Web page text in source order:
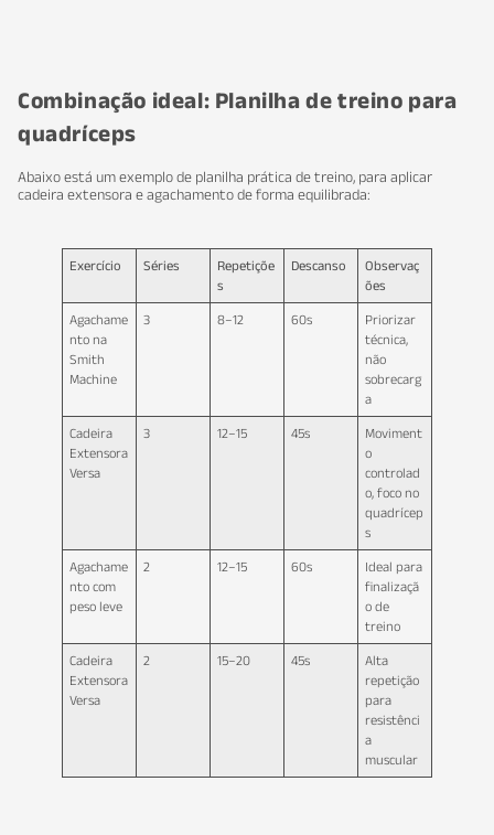
Combinação ideal: Planilha de treino para
quadríceps
Abaixo está um exemplo de planilha prática de treino, para aplicar
cadeira extensora e agachamento de forma equilibrada:
Exercício Séries
Repetiçõe
s
Descanso
Observaç
ões
Agachame
nto na
Smith
Machine
3 8–12 60s
Priorizar
técnica,
não
sobrecarg
a
Cadeira
Extensora
Versa
3 12–15 45s
Moviment
o
controlad
o, foco no
quadrícep
s
Agachame
nto com
peso leve
2 12–15 60s
Ideal para
finalizaçã
o de
treino
Cadeira
Extensora
Versa
2 15–20 45s
Alta
repetição
para
resistênci
a
muscular